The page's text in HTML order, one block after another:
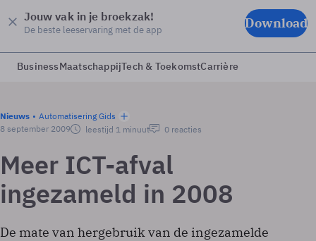
Jouw vak in je broekzak!
De beste leeservaring met de app Download
BusinessMaatschappijTech & ToekomstCarrière
Nieuws
Automatisering Gids
8 september 2009
leestijd 1 minuut 0 reacties
Meer ICT-afval
ingezameld in 2008
De mate van hergebruik van de ingezamelde